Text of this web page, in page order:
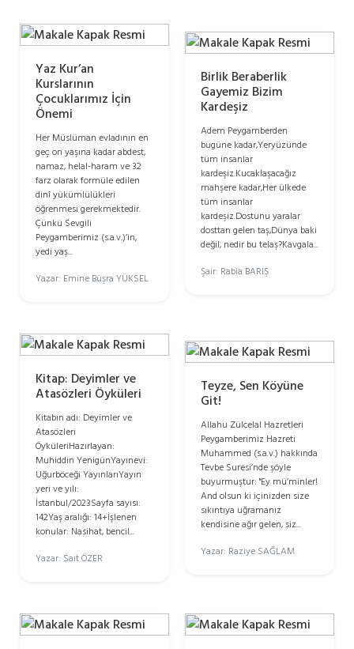
Yaz Kur’an
Kurslarının
Çocuklarımız İçin
Önemi
Her Müslüman evladının en
geç on yaşına kadar abdest,
namaz, helal-haram ve 32
farz olarak formüle edilen
dinî yükümlülükleri
öğrenmesi gerekmektedir.
Çünkü Sevgili
Peygamberimiz (s.a.v.)’in,
yedi yaş...
Yazar: Emine Büşra YÜKSEL
Birlik Beraberlik
Gayemiz Bizim
Kardeşiz
Adem Peygamberden
bugüne kadar,Yeryüzünde
tüm insanlar
kardeşiz.Kucaklaşacağız
mahşere kadar,Her ülkede
tüm insanlar
kardeşiz.Dostunu yaralar
dosttan gelen taş,Dünya baki
değil, nedir bu telaş?Kavgala...
Şair: Rabia BARIŞ
Kitap: Deyimler ve
Atasözleri Öyküleri
Kitabın adı: Deyimler ve
Atasözleri
ÖyküleriHazırlayan:
Muhiddin YenigünYayınevi:
Uğurböceği YayınlarıYayın
yeri ve yılı:
İstanbul/2023Sayfa sayısı:
142Yaş aralığı: 14+İşlenen
konular: Nasihat, bencil...
Yazar: Sait ÖZER
Teyze, Sen Köyüne
Git!
Allahu Zülcelal Hazretleri
Peygamberimiz Hazreti
Muhammed (s.a.v.) hakkında
Tevbe Suresi’nde şöyle
buyurmuştur: "Ey mü’minler!
And olsun ki içinizden size
sıkıntıya uğramanız
kendisine ağır gelen, siz...
Yazar: Raziye SAĞLAM